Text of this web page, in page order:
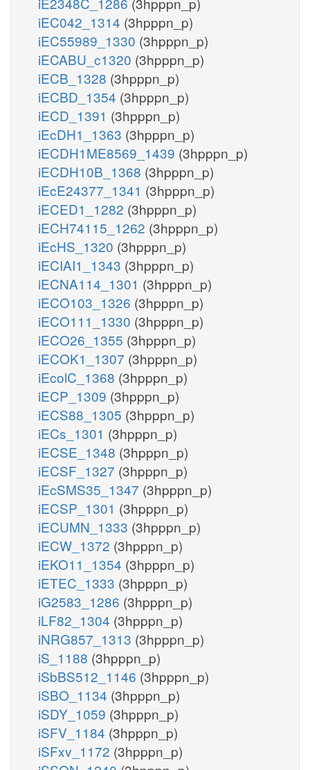
iEC042_1314 (3hpppn_p)
iEC55989_1330 (3hpppn_p)
iECABU_c1320 (3hpppn_p)
iECB_1328 (3hpppn_p)
iECBD_1354 (3hpppn_p)
iECD_1391 (3hpppn_p)
iEcDH1_1363 (3hpppn_p)
iECDH1ME8569_1439 (3hpppn_p)
iECDH10B_1368 (3hpppn_p)
iEcE24377_1341 (3hpppn_p)
iECED1_1282 (3hpppn_p)
iECH74115_1262 (3hpppn_p)
iEcHS_1320 (3hpppn_p)
iECIAI1_1343 (3hpppn_p)
iECNA114_1301 (3hpppn_p)
iECO103_1326 (3hpppn_p)
iECO111_1330 (3hpppn_p)
iECO26_1355 (3hpppn_p)
iECOK1_1307 (3hpppn_p)
iEcolC_1368 (3hpppn_p)
iECP_1309 (3hpppn_p)
iECS88_1305 (3hpppn_p)
iECs_1301 (3hpppn_p)
iECSE_1348 (3hpppn_p)
iECSF_1327 (3hpppn_p)
iEcSMS35_1347 (3hpppn_p)
iECSP_1301 (3hpppn_p)
iECUMN_1333 (3hpppn_p)
iECW_1372 (3hpppn_p)
iEKO11_1354 (3hpppn_p)
iETEC_1333 (3hpppn_p)
iG2583_1286 (3hpppn_p)
iLF82_1304 (3hpppn_p)
iNRG857_1313 (3hpppn_p)
iS_1188 (3hpppn_p)
iSbBS512_1146 (3hpppn_p)
iSBO_1134 (3hpppn_p)
iSDY_1059 (3hpppn_p)
iSFV_1184 (3hpppn_p)
iSFxv_1172 (3hpppn_p)